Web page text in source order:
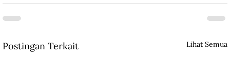
Postingan Terkait Lihat Semua